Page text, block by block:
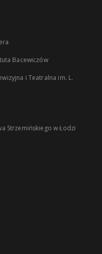
Bacewiczów
i Teatralna im. L.
Strzemińskiego w Łodzi